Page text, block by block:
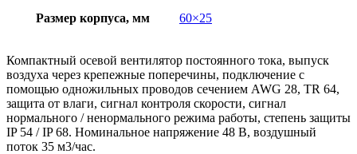
Размер корпуса, мм 60×25
Компактный осевой вентилятор постоянного тока, выпуск
воздуха через крепежные поперечины, подключение с
помощью одножильных проводов сечением AWG 28, TR 64,
защита от влаги, сигнал контроля скорости, сигнал
нормального / ненормального режима работы, степень защиты
IP 54 / IP 68. Номинальное напряжение 48 В, воздушный
поток 35 м3/час.